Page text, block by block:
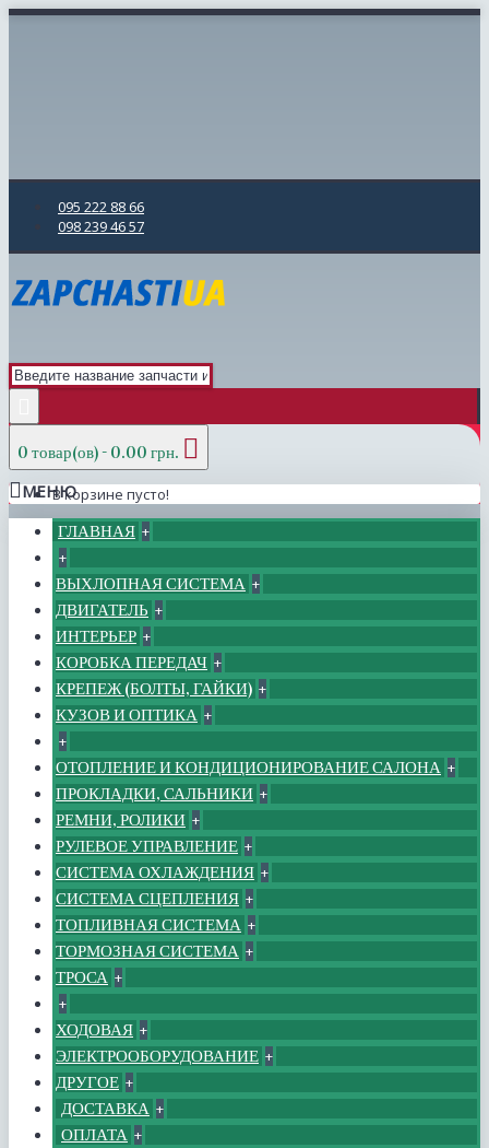
095 222 88 66
098 239 46 57
0 товар(ов) - 0.00 грн.
В корзине пусто!
МЕНЮ
ГЛАВНАЯ +
+
ВЫХЛОПНАЯ СИСТЕМА +
ДВИГАТЕЛЬ +
ИНТЕРЬЕР +
КОРОБКА ПЕРЕДАЧ +
КРЕПЕЖ (БОЛТЫ, ГАЙКИ) +
КУЗОВ И ОПТИКА +
+
ОТОПЛЕНИЕ И КОНДИЦИОНИРОВАНИЕ САЛОНА +
ПРОКЛАДКИ, САЛЬНИКИ +
РЕМНИ, РОЛИКИ +
РУЛЕВОЕ УПРАВЛЕНИЕ +
СИСТЕМА ОХЛАЖДЕНИЯ +
СИСТЕМА СЦЕПЛЕНИЯ +
ТОПЛИВНАЯ СИСТЕМА +
ТОРМОЗНАЯ СИСТЕМА +
ТРОСА +
+
ХОДОВАЯ +
ЭЛЕКТРООБОРУДОВАНИЕ +
ДРУГОЕ +
ДОСТАВКА +
ОПЛАТА +